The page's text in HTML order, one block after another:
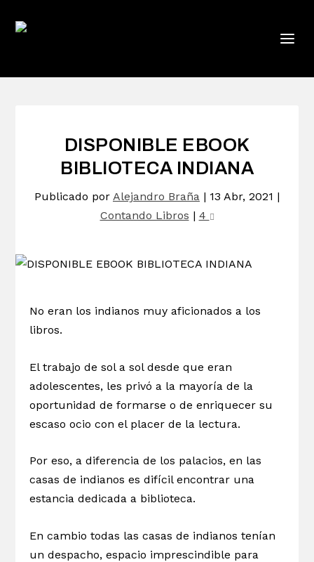
DISPONIBLE EBOOK
BIBLIOTECA INDIANA
Publicado por Alejandro Braña | 13 Abr, 2021 |
Contando Libros | 4
No eran los indianos muy aficionados a los
libros.
El trabajo de sol a sol desde que eran
adolescentes, les privó a la mayoría de la
oportunidad de formarse o de enriquecer su
escaso ocio con el placer de la lectura.
Por eso, a diferencia de los palacios, en las
casas de indianos es difícil encontrar una
estancia dedicada a biblioteca.
En cambio todas las casas de indianos tenían
un despacho, espacio imprescindible para